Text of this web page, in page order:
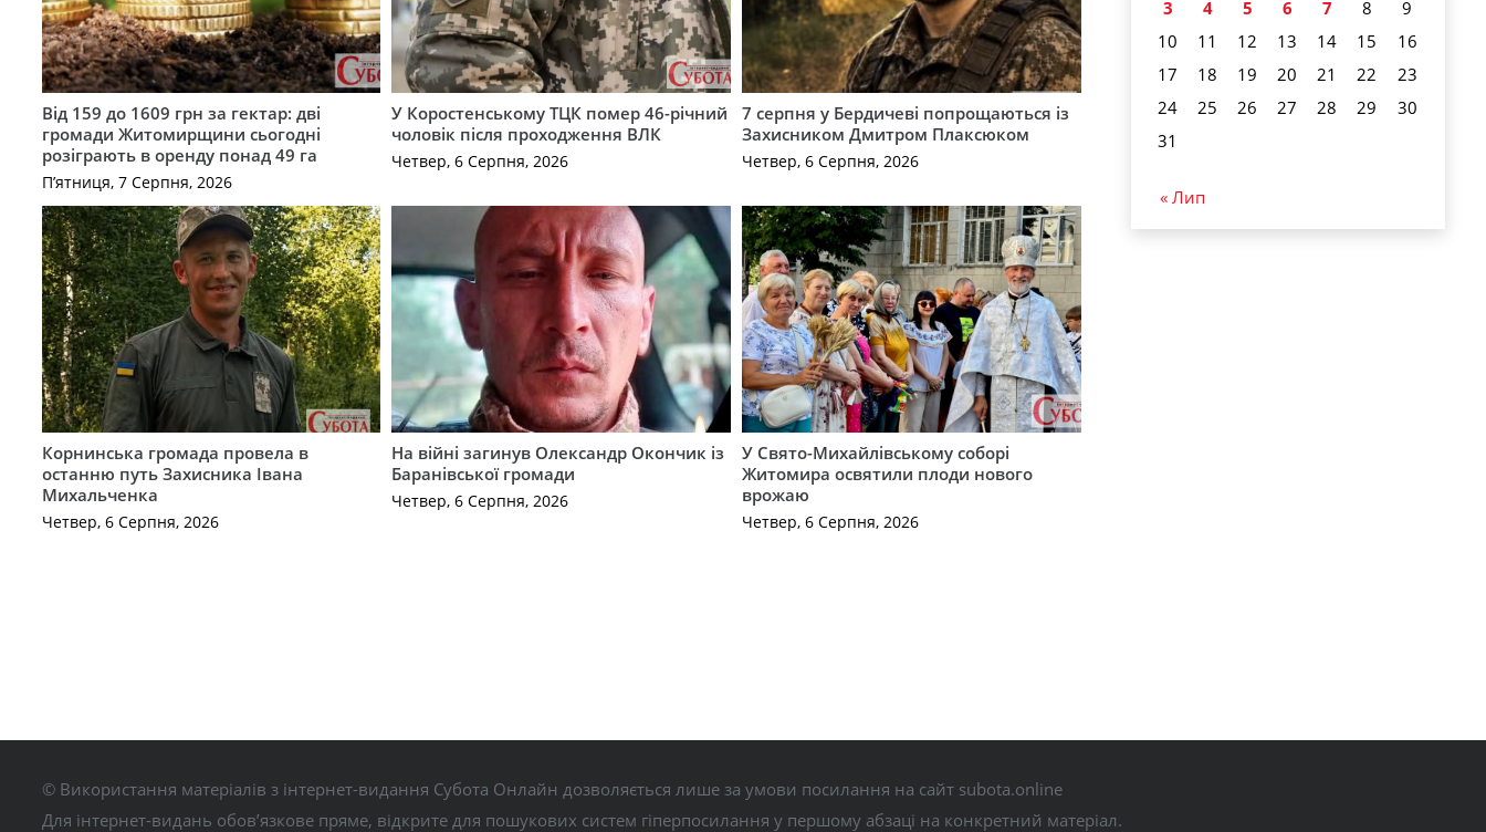
Від 159 до 1609 грн за гектар: дві
громади Житомирщини сьогодні
розіграють в оренду понад 49 га
П’ятниця, 7 Серпня, 2026
У Коростенському ТЦК помер 46-річний
чоловік після проходження ВЛК
Четвер, 6 Серпня, 2026
7 серпня у Бердичеві попрощаються із
Захисником Дмитром Плаксюком
Четвер, 6 Серпня, 2026
Корнинська громада провела в
останню путь Захисника Івана
Михальченка
Четвер, 6 Серпня, 2026
На війні загинув Олександр Окончик із
Баранівської громади
Четвер, 6 Серпня, 2026
У Свято-Михайлівському соборі
Житомира освятили плоди нового
врожаю
Четвер, 6 Серпня, 2026
3
4 5 6 7 8
9
10
11 12 13 14 15
16
17
18 19 20 21 22
23
24
25 26 27 28 29
30
31
« Лип
© Використання матеріалів з інтернет-видання Субота Онлайн дозволяється лише за умови посилання на сайт subota.online
Для інтернет-видань обов’язкове пряме, відкрите для пошукових систем гіперпосилання у першому абзаці на конкретний матеріал.